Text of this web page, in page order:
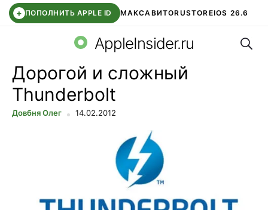
+ ПОПОЛНИТЬ APPLE ID МАКСАВИТОRUSTOREIOS 26.6
СБЕР КИДС ВТБ ОНЛАЙН ЧАТ В ROBLOX
AppleInsider.ru
Дорогой и сложный
Thunderbolt
Довбня Олег 14.02.2012